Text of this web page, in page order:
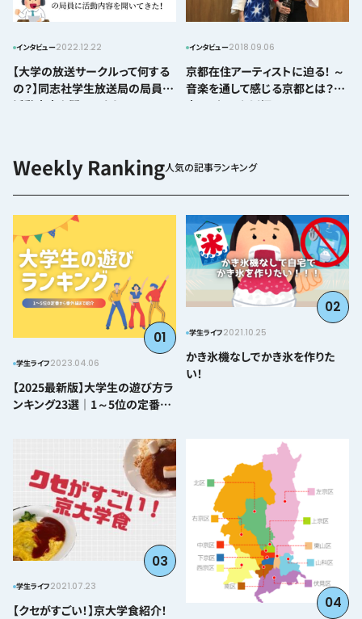
インタビュー2022.12.22
【大学の放送サークルって何する
の？】同志社学生放送局の局員に
活動内容を聞いてきた！
インタビュー2018.09.06
京都在住アーティストに迫る！ ～
音楽を通して感じる京都とは？@
十一／juuichi編～
人気の記事ランキング
01
学生ライフ2023.04.06
【2025最新版】大学生の遊び方ラ
ンキング23選｜1～5位の定番か
02
学生ライフ2021.10.25
かき氷機なしでかき氷を作りた
い！
03
学生ライフ2021.07.23
【クセがすごい！】京大学食紹介！ 04